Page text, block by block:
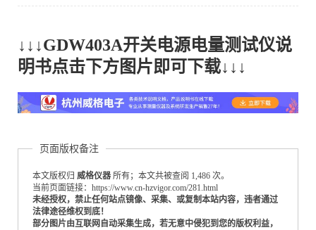
↓↓↓GDW403A开关电源电量测试仪说
明书点击下方图片即可下载↓↓↓
页面版权备注
本文版权归 威格仪器 所有；本文共被查阅 1,486 次。
当前页面链接：https://www.cn-hzvigor.com/281.html
未经授权，禁止任何站点镜像、采集、或复制本站内容，违者通过
法律途径维权到底！
部分图片由互联网自动采集生成，若无意中侵犯到您的版权利益，